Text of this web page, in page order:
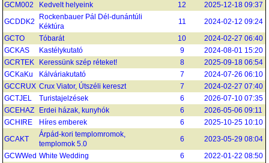
GCM002
Kedvelt helyeink 12
2025-12-18 09:37
GCDDK2
Rockenbauer Pál Dél-dunántúli
Kéktúra
11
2024-02-12 09:24
GCTO
Tóbarát 10
2024-02-27 06:40
GCKAS
Kastélykutató 9
2024-08-01 15:20
GCRTEK
Keressünk szép réteket! 8
2025-09-18 06:54
GCKaKu
Kálváriakutató 7
2024-07-26 06:10
GCCRUX Crux Viator, Útszéli kereszt 7
2024-02-27 07:40
GCTJEL
Turistajelzések 6
2026-07-10 07:35
GCEHAZ
Erdei házak, kunyhók 6
2026-05-06 09:11
GCHIRE
Híres emberek 6
2025-10-25 10:10
GCAKT
Árpád-kori templomromok,
templomok 5.0
6
2023-05-29 08:04
GCWWed White Wedding 6
2022-01-22 08:50